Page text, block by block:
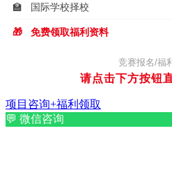
🏫 国际学校择校
🎁 免费领取福利资料
竞赛报名/福
请点击下方按钮
项目咨询+福利领取
💬 微信咨询